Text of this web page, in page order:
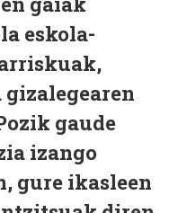
eskola-
gaude
izango
gure ikasleen